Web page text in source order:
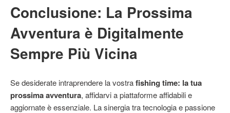
Conclusione: La Prossima
Avventura è Digitalmente
Sempre Più Vicina
Se desiderate intraprendere la vostrafishing time: la tua
prossima avventura, affidarvi a piattaforme affidabili e
aggiornate è essenziale. La sinergia tra tecnologia e passione